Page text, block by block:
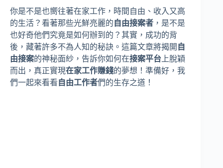
你是不是也嚮往著在家工作，時間自由、收入又高
的生活？看著那些光鮮亮麗的 自由接案者 ，是不是
也好奇他們究竟是如何辦到的？其實，成功的背
後，藏著許多不為人知的秘訣。這篇文章將揭開 自
由接案的神秘面紗，告訴你如何在接案平台 上脫穎
而出，真正實現在家工作賺錢的夢想！準備好，我
們一起來看看 自由工作者們的生存之道！